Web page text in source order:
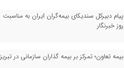
پیام دبیرکل سندیکای بیمه‌گران ایران به مناسبت
روز خبرنگار
بیمه تعاون؛ تمرکز بر بیمه گذاران سازمانی در تبریز